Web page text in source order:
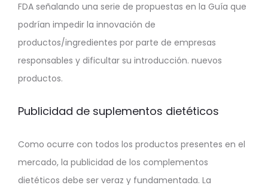
FDA señalando una serie de propuestas en la Guía que
podrían impedir la innovación de
productos/ingredientes por parte de empresas
responsables y dificultar su introducción. nuevos
productos.
Publicidad de suplementos dietéticos
Como ocurre con todos los productos presentes en el
mercado, la publicidad de los complementos
dietéticos debe ser veraz y fundamentada. La